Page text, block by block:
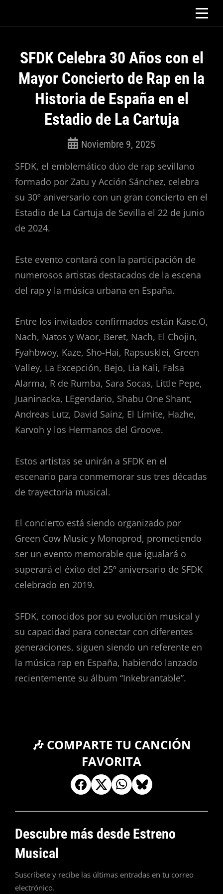
SFDK Celebra 30 Años con el
Mayor Concierto de Rap en la
Historia de España en el
Estadio de La Cartuja
(Isabella)
Noviembre 9, 2025
SFDK, el emblemático dúo de rap sevillano
formado por Zatu y Acción Sánchez, celebra
su 30º aniversario con un gran concierto en el
Estadio de La Cartuja de Sevilla el 22 de junio
de 2024.
Este evento contará con la participación de
numerosos artistas destacados de la escena
del rap y la música urbana en España.
Entre los invitados confirmados están Kase.O,
Nach, Natos y Waor, Beret, Nach, El Chojin,
Fyahbwoy, Kaze, Sho-Hai, Rapsusklei, Green
Valley, La Excepción, Bejo, Lia Kali, Falsa
Alarma, R de Rumba, Sara Socas, Little Pepe,
Juaninacka, LEgendario, Shabu One Shant,
Andreas Lutz, David Sainz, El Límite, Hazhe,
Karvoh y los Hermanos del Groove.
Estos artistas se unirán a SFDK en el
escenario para conmemorar sus tres décadas
de trayectoria musical​.
El concierto está siendo organizado por
Green Cow Music y Monoprod, prometiendo
ser un evento memorable que igualará o
superará el éxito del 25º aniversario de SFDK
celebrado en 2019​.
SFDK, conocidos por su evolución musical y
su capacidad para conectar con diferentes
generaciones, siguen siendo un referente en
la música rap en España, habiendo lanzado
recientemente su álbum “Inkebrantable”.
🎶 COMPARTE TU CANCIÓN
FAVORITA
Descubre más desde Estreno
Musical
Suscríbete y recibe las últimas entradas en tu correo
electrónico.